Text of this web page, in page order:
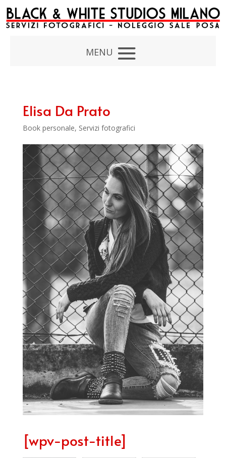
Elisa Da Prato
Book personale, Servizi fotografici
[wpv-post-title]